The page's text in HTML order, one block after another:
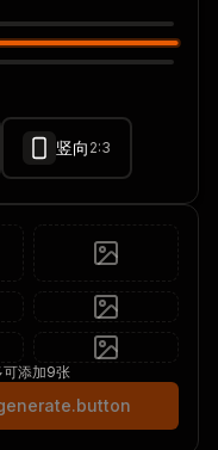
热门
竖向 2:3
可添加9张